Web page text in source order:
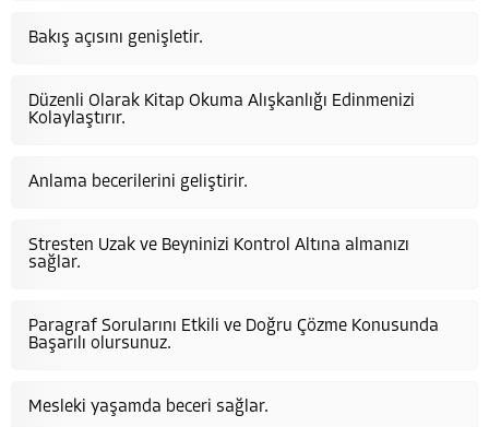
Bakış açısını genişletir.
Düzenli Olarak Kitap Okuma Alışkanlığı Edinmenizi
Kolaylaştırır.
Anlama becerilerini geliştirir.
Stresten Uzak ve Beyninizi Kontrol Altına almanızı
sağlar.
Paragraf Sorularını Etkili ve Doğru Çözme Konusunda
Başarılı olursunuz.
Mesleki yaşamda beceri sağlar.